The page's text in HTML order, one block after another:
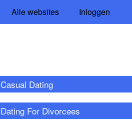
Alle websites Inloggen
Casual Dating
Dating For Divorcees